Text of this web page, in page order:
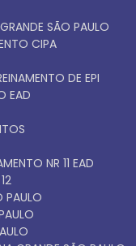
SÃO PAULO
CIPA
DE EPI
EAD
NR 11 EAD
PAULO